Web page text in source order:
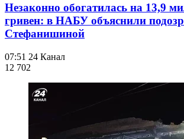
Незаконно обогатилась на 13,9
гривен: в НАБУ объяснили
Стефанишиной
07:51 24 Канал
12 702